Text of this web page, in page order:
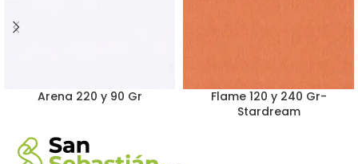
Arena 220 y 90 Gr
Flame 120 y 240 Gr-
Stardream